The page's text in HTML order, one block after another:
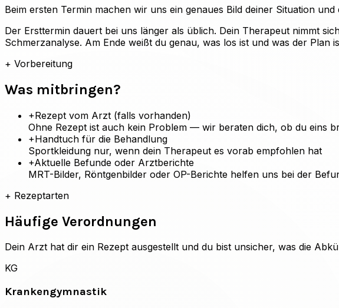
Beim ersten Termin machen wir uns ein genaues Bild deiner Situation
Der Ersttermin dauert bei uns länger als üblich. Dein Therapeut nimmt
Schmerzanalyse. Am Ende weißt du genau, was los ist und was der Plan
+ Vorbereitung
Was mitbringen?
+Rezept vom Arzt (falls vorhanden)
Ohne Rezept ist auch kein Problem — wir beraten dich, ob du eins
+Handtuch für die Behandlung
Sportkleidung nur, wenn dein Therapeut es vorab empfohlen hat
+Aktuelle Befunde oder Arztberichte
MRT-Bilder, Röntgenbilder oder OP-Berichte helfen uns bei der
+ Rezeptarten
Häufige Verordnungen
Dein Arzt hat dir ein Rezept ausgestellt und du bist unsicher, was die
KG
Krankengymnastik